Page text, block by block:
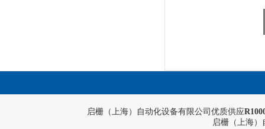
启栅（上海）自动化设备有限公司优质供应
启栅（上海